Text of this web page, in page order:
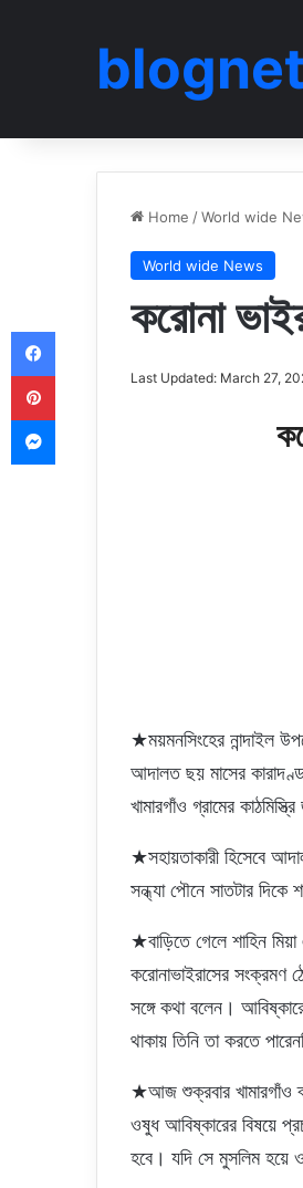
Home /World wide
World wide News
করোনা
Last Updated: March 27,
★ময়মনসিংহের নান্দাইল
আদালত ছয় মাসের
খামারগাঁও গ্রামের
★সহায়তাকারী হিসেবে
সন্ধ্যা পৌনে সাতটার দিকে
★বাড়িতে গেলে শাহিন
করোনাভাইরাসের সংক্রমণ
সঙ্গে কথা বলেন।
থাকায় তিনি তা করতে
★আজ শুক্রবার খামারগাঁও
ওষুধ আবিষ্কারের বিষয়ে
হবে। যদি সে মুসলিম হয়ে
Facebook
Pinterest
Messenger